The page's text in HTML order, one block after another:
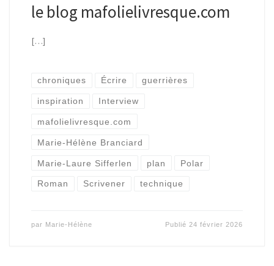
le blog mafolielivresque.com
[…]
chroniques Écrire guerrières
inspiration Interview
mafolielivresque.com
Marie-Hélène Branciard
Marie-Laure Sifferlen plan Polar
Roman Scrivener technique
par Marie-Hélène Publié24 février 2026